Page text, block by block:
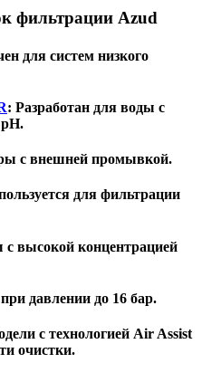
фильтрации Azud
для систем низкого
: Разработан для воды с
с внешней промывкой.
для фильтрации
высокой концентрацией
давлении до 16 бар.
с технологией Air Assist
очистки.